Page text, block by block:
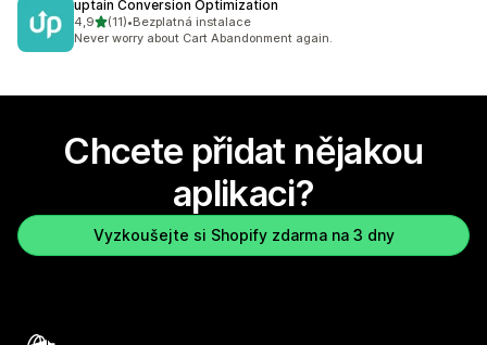
uptain Conversion Optimization
4,9z 5 hvězd
(11)
Celkový počet recenzí: 11
•Bezplatná instalace
Never worry about Cart Abandonment again.
Chcete přidat nějakou
aplikaci?
Vyzkoušejte si Shopify zdarma na 3 dny